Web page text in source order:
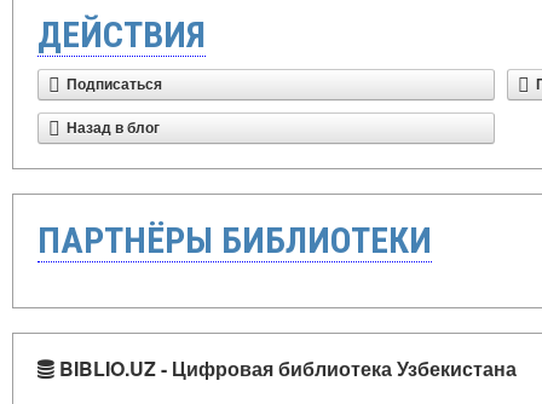
ДЕЙСТВИЯ
Подписаться
Назад в блог
ПАРТНЁРЫ БИБЛИОТЕКИ
BIBLIO.UZ - Цифровая библиотека Узбекистана